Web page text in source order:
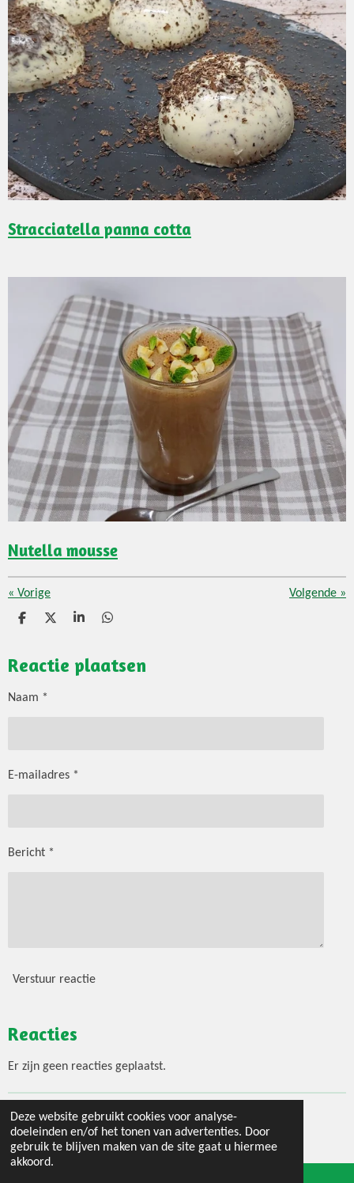
Deze website gebruikt cookies voor analyse-
doeleinden en/of het tonen van advertenties. Door
gebruik te blijven maken van de site gaat u hiermee
akkoord.
Stracciatella panna cotta
Nutella mousse
« Vorige Volgende »
D
e
n
D
l
S
r
e
D
e
n
Reactie plaatsen
Naam *
E-mailadres *
Bericht *
Verstuur reactie
Reacties
Er zijn geen reacties geplaatst.
© 2020 - 2026 Jouw 3 gangen menu
Powered byJouwWeb